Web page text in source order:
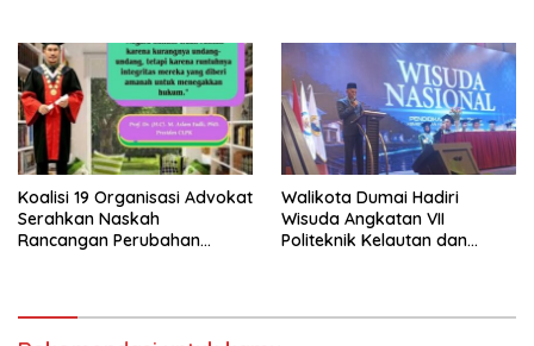
Bersama Kota Dumai
Koalisi 19 Organisasi Advokat
Serahkan Naskah
Rancangan Perubahan
Walikota Dumai Hadiri
Wisuda Angkatan VII
Politeknik Kelautan dan